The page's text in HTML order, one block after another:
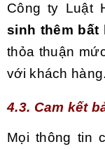
Công ty Luật
sinh thêm bất
thỏa thuận
với khách hàng.
4.3. Cam kết
Mọi thông tin